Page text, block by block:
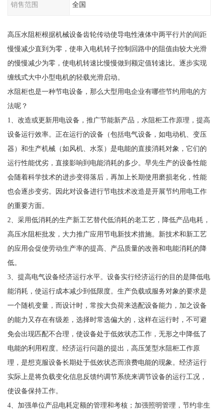
销售范围 全国
高压水阻柜根据机械设备齿轮传动使导电性液体中两平行片的间距
慢慢减少直到为零，使串入电机转子控制回路中的阻值由较大光滑
的慢慢减少为零，使电机转速比慢慢做到额定值转速比。逐步实现
缠线式大中小型电机的轻载光滑启动。
水阻柜也是一种节电设备，那么大型用电企业有哪些节约用电的方
法呢？
1、改造或更新用电设备，推广节能新产品，水阻柜工作原理，提高
设备运行效率。正在运行的设备（包括电气设备，如电动机、变压
器）和生产机械（如风机、水泵）是电能的直接消耗对象，它们的
运行性能优劣，直接影响到电能消耗的多少。早先生产的设备性能
会随着科学技术的进步变得落后，再加上长期使用磨损老化，性能
也会逐步变劣。因此对设备进行节电技术改造是开展节约用电工作
的重要方面。
2、采用低消耗的生产新工艺替代低消耗的老工艺，降低产品电耗，
高压水阻柜批发，大力推广应用节电新技术措施。新技术和新工艺
的应用会促使劳动生产率的提高、产品质量的改善和电能消耗的降
低。
3、提高电气设备经济运行水平。设备实行经济运行的目的是降低电
能消耗，使运行成本减少到低限度。生产负载或服务对象的要求是
一个随机变量，而设计时，常按大负荷来选配设备能力，加之设备
的能力又存在有级差，选择时常选偏大的，这样在运行时，不可避
免会出现匹配不合理，使设备处于低效状态工作，无形之中降低了
电能的利用程度。经济运行问题的提出，高压笼型水阻柜工作原
理，是想克服设备长期处于低效状态而浪费电能的现象。经济运行
实际上是将负载变化信息反馈约调节系统来调节设备的运行工况，
使设备保持工作。
4、加强单位产品电耗定额的管理和考核；加强照明管理，节约非生